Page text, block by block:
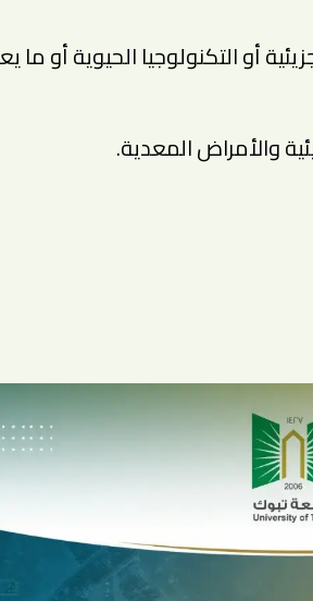
أو التكنولوجيا الحيوية أو ما
والأمراض المعدية.